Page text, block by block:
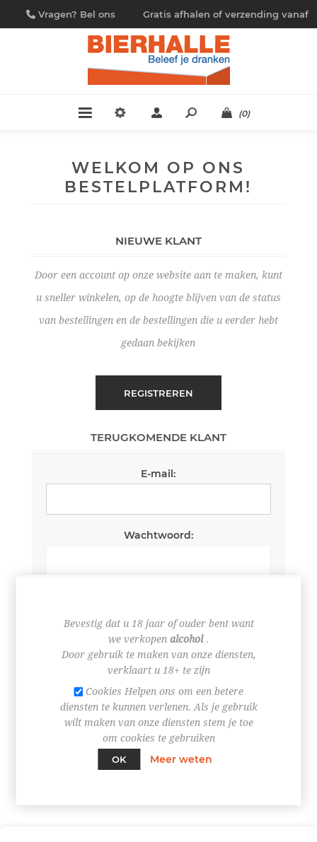
Vragen? Bel ons
09/230.88.44
Gratis afhalen of verzending vanaf
€ 4,95
(0)
WELKOM OP ONS
BESTELPLATFORM!
NIEUWE KLANT
Door een account op onze website aan te maken, kunt
u sneller winkelen, op de hoogte blijven van de status
van bestellingen en de bestellingen die u eerder hebt
gedaan bekijken
REGISTREREN
TERUGKOMENDE KLANT
E-mail:
Wachtwoord:
Wachtwoord vergeten?
INLOGGEN
Bevestig dat u 18 jaar of ouder bent want
we verkopen alcohol.
Door gebruik te maken van onze diensten,
verklaart u 18+ te zijn
Cookies Helpen ons om een betere
diensten te kunnen verlenen. Als je gebruik
wilt maken van onze diensten stem je toe
om cookies te gebruiken
OK
Meer weten